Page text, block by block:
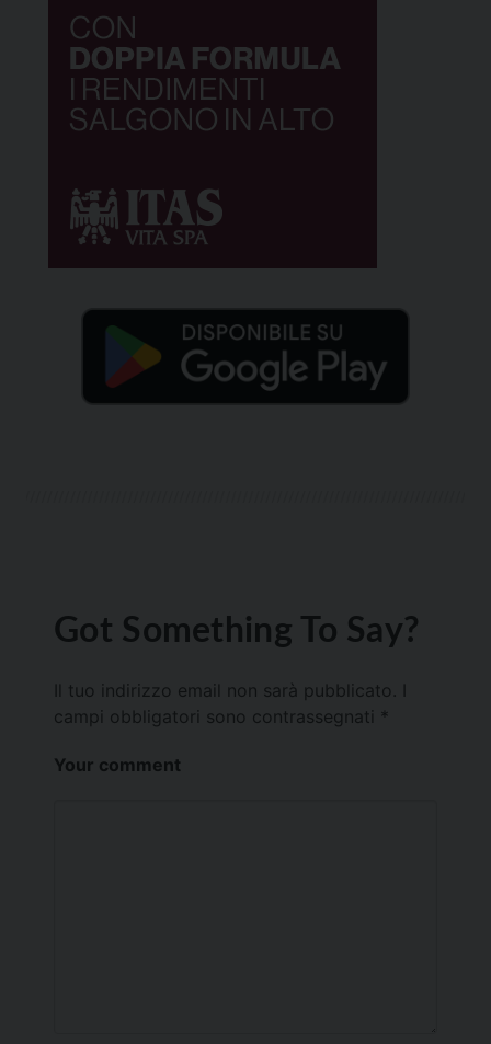
Got Something To Say?
Il tuo indirizzo email non sarà pubblicato.
campi obbligatori sono contrassegnati *
Your comment